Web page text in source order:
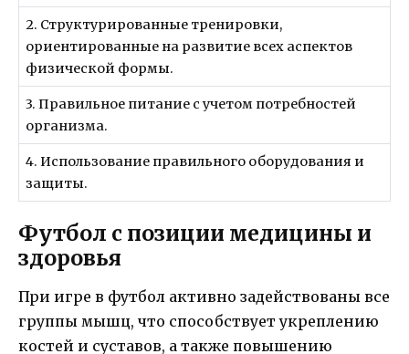
2. Структурированные тренировки,
ориентированные на развитие всех аспектов
физической формы.
3. Правильное питание с учетом потребностей
организма.
4. Использование правильного оборудования и
защиты.
Футбол с позиции медицины и
здоровья
При игре в футбол активно задействованы все
группы мышц, что способствует укреплению
костей и суставов, а также повышению